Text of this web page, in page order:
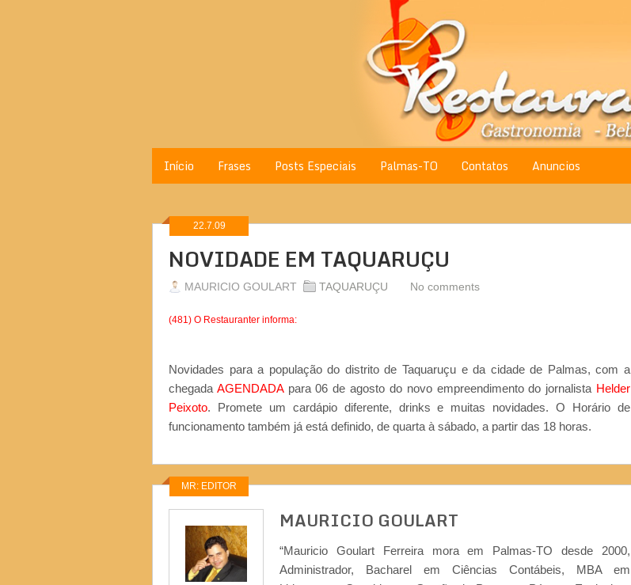
Início Frases Posts Especiais Palmas-TO Contatos Anuncios
22.7.09
NOVIDADE EM TAQUARUÇU
MAURICIO GOULART TAQUARUÇU No comments
(481) O Restauranter informa:
Novidades para a população do distrito de Taquaruçu e da cidade de Palmas, com a
chegada AGENDADApara 06 de agosto do novo empreendimento do jornalista Helder
Peixoto. Promete um cardápio diferente, drinks e muitas novidades. O Horário de
funcionamento também já está definido, de quarta à sábado, a partir das 18 horas.
MR: EDITOR
MAURICIO GOULART
“Mauricio Goulart Ferreira mora em Palmas-TO desde 2000,
Administrador, Bacharel em Ciências Contábeis, MBA em